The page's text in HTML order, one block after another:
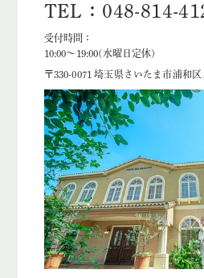
TEL：048-814-
受付時間：
10:00〜19:00(水曜日定休)
〒330-0071 埼玉県さいたま市浦和区